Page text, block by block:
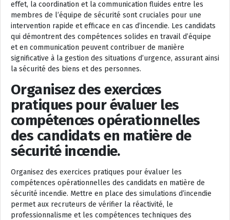
effet, la coordination et la communication fluides entre les
membres de l’équipe de sécurité sont cruciales pour une
intervention rapide et efficace en cas d’incendie. Les candidats
qui démontrent des compétences solides en travail d’équipe
et en communication peuvent contribuer de manière
significative à la gestion des situations d’urgence, assurant ainsi
la sécurité des biens et des personnes.
Organisez des exercices
pratiques pour évaluer les
compétences opérationnelles
des candidats en matière de
sécurité incendie.
Organisez des exercices pratiques pour évaluer les
compétences opérationnelles des candidats en matière de
sécurité incendie. Mettre en place des simulations d’incendie
permet aux recruteurs de vérifier la réactivité, le
professionnalisme et les compétences techniques des